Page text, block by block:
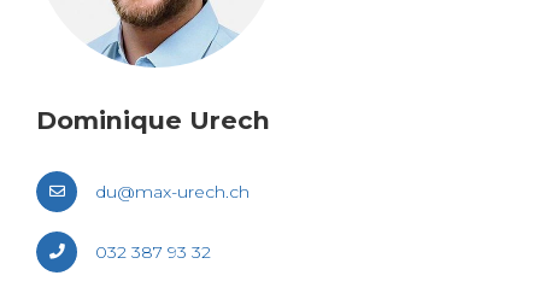
Domi­nique Urech
du@​max-​urech.​ch
032 387 93 32